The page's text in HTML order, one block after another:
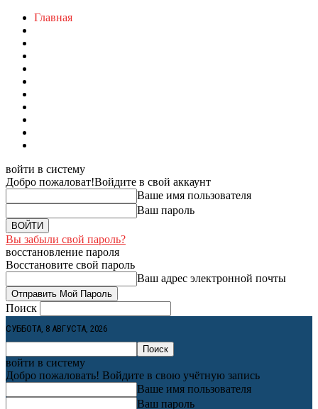
Главная
войти в систему
Добро пожаловат!Войдите в свой аккаунт
Ваше имя пользователя
Ваш пароль
Вы забыли свой пароль?
восстановление пароля
Восстановите свой пароль
Ваш адрес электронной почты
Поиск
СУББОТА, 8 АВГУСТА, 2026
войти в систему
Добро пожаловать! Войдите в свою учётную запись
Ваше имя пользователя
Ваш пароль